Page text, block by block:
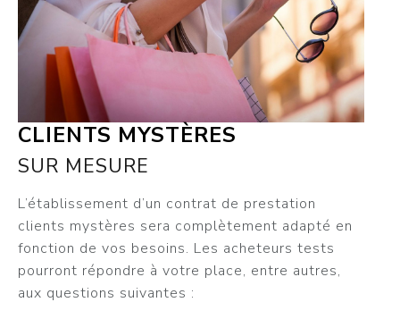
CLIENTS MYSTÈRES
SUR MESURE
L’établissement d’un contrat de prestation
clients mystères sera complètement adapté en
fonction de vos besoins. Les acheteurs tests
pourront répondre à votre place, entre autres,
aux questions suivantes :